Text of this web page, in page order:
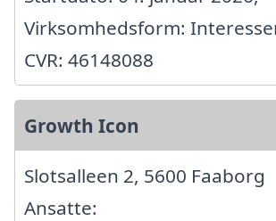
Virksomhedsform:
CVR: 46148088
Growth Icon
Slotsalleen 2, 5600 Faaborg
Ansatte: